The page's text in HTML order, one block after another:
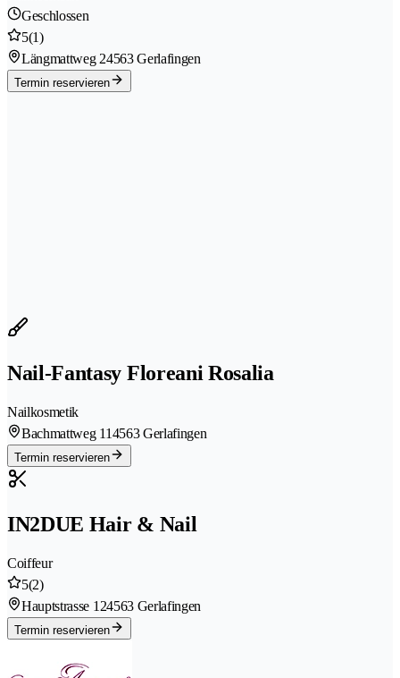
Geschlossen
5(1)
Längmattweg 24563 Gerlafingen
Termin reservieren
Nail-Fantasy Floreani Rosalia
Nailkosmetik
Bachmattweg 114563 Gerlafingen
Termin reservieren
IN2DUE Hair & Nail
Coiffeur
5(2)
Hauptstrasse 124563 Gerlafingen
Termin reservieren